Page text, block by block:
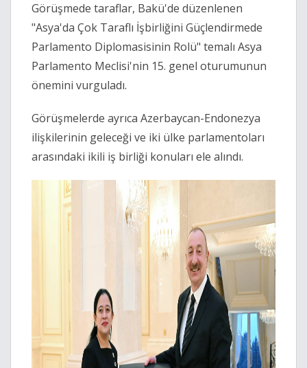
Görüşmede taraflar, Bakü'de düzenlenen
"Asya'da Çok Taraflı İşbirliğini Güçlendirmede
Parlamento Diplomasisinin Rolü" temalı Asya
Parlamento Meclisi'nin 15. genel oturumunun
önemini vurguladı.
Görüşmelerde ayrıca Azerbaycan-Endonezya
ilişkilerinin geleceği ve iki ülke parlamentoları
arasındaki ikili iş birliği konuları ele alındı.